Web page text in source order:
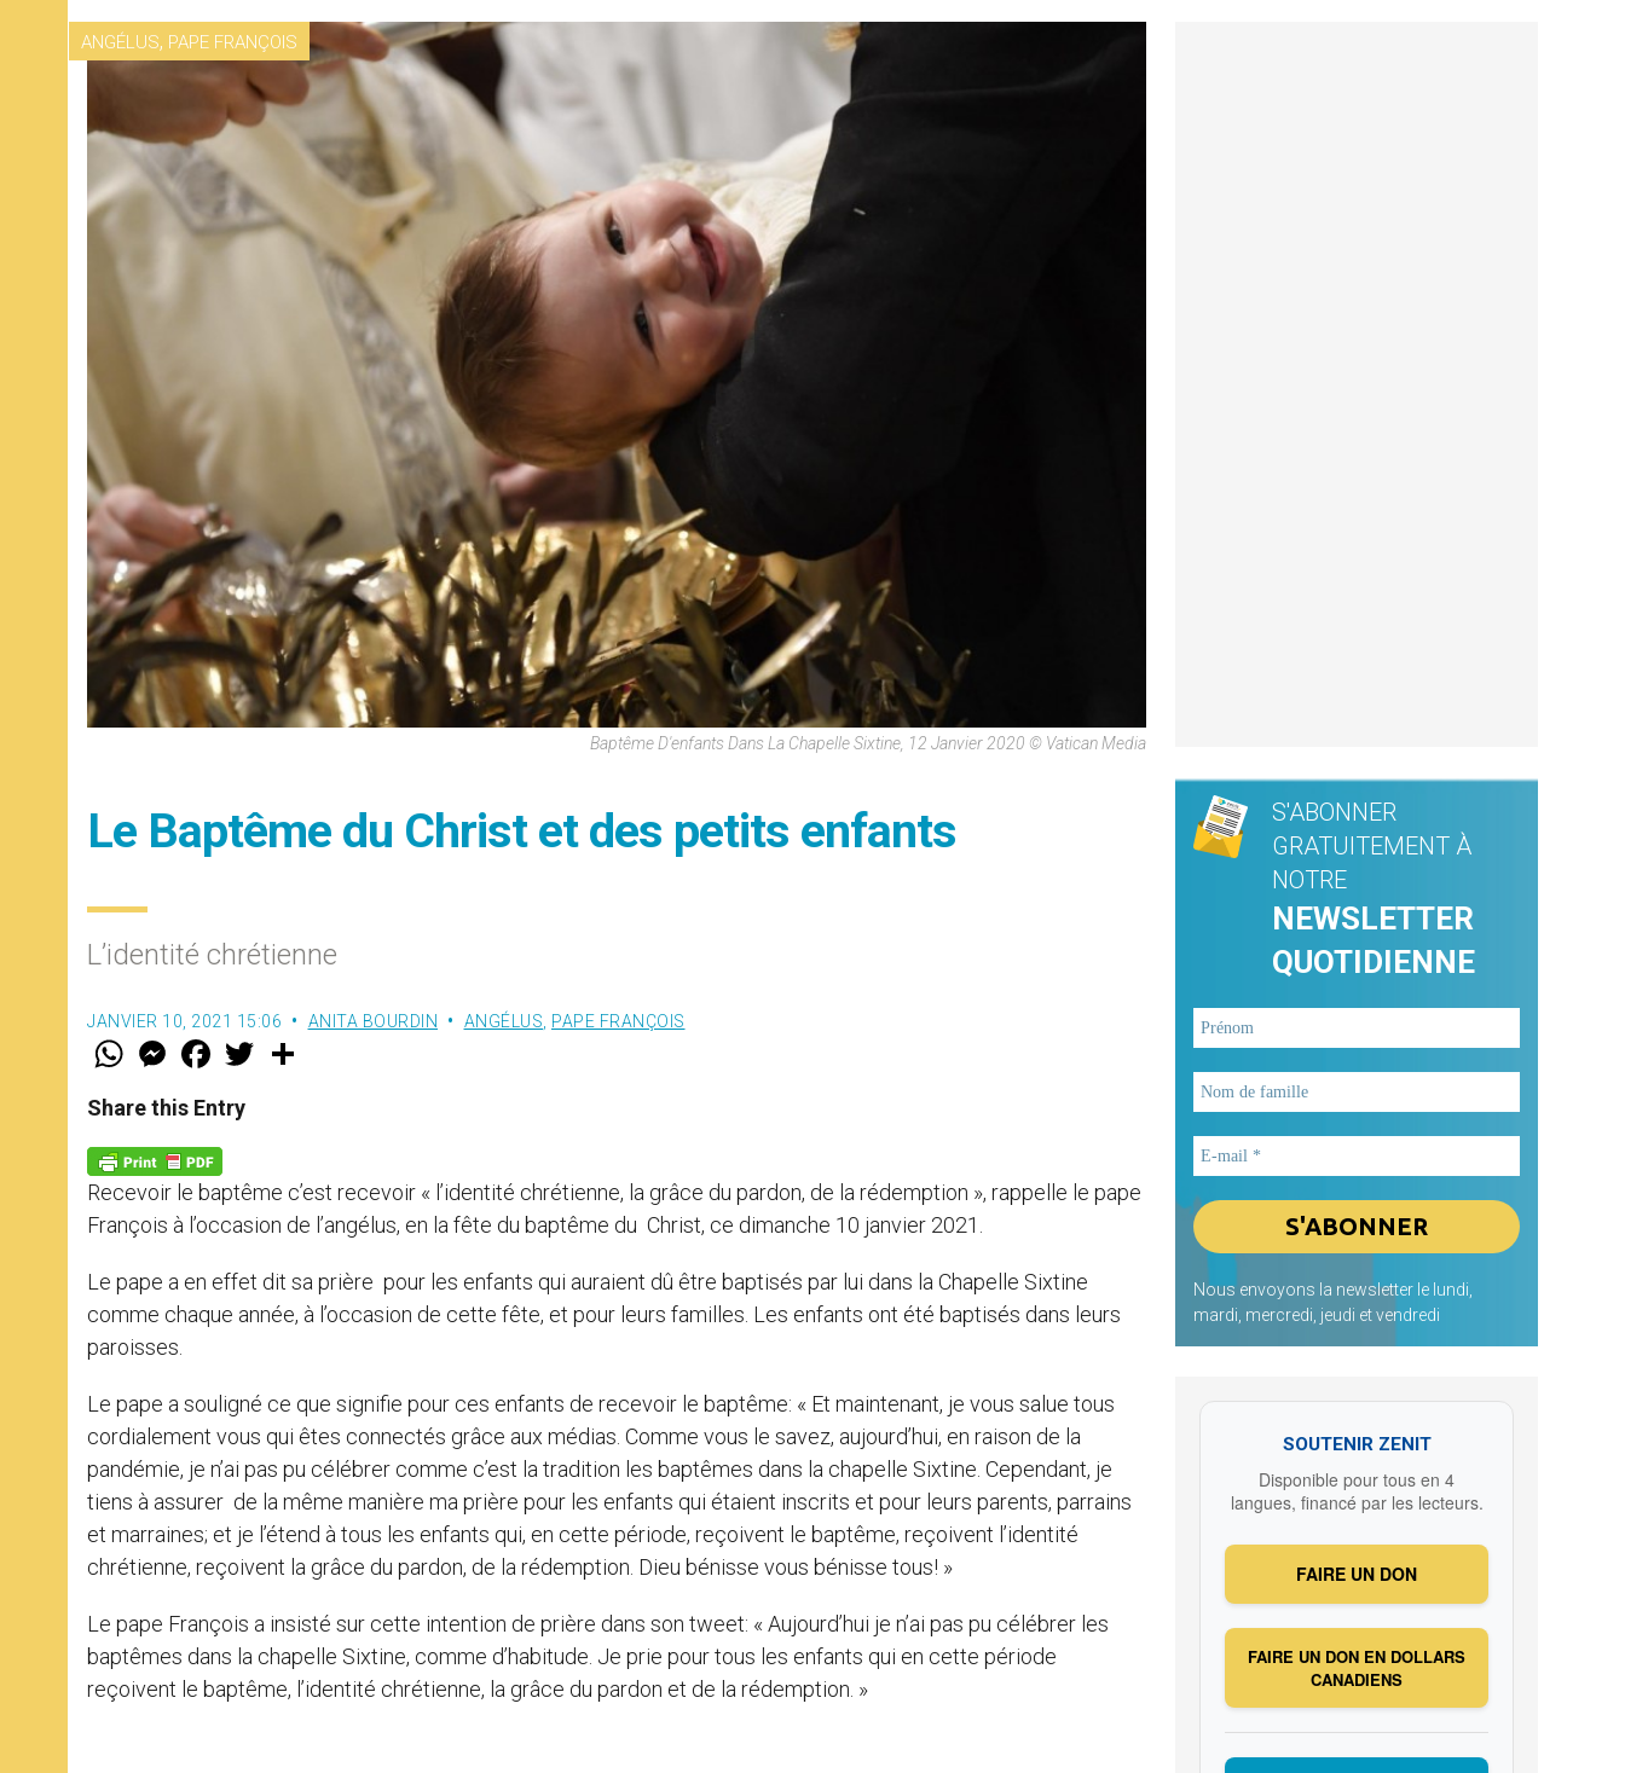
ANGÉLUS, PAPE FRANÇOIS
Baptême D'enfants Dans La Chapelle Sixtine, 12 Janvier 2020 © Vatican Media
Le Baptême du Christ et des petits enfants
L’identité chrétienne
JANVIER 10, 2021 15:06 ANITA BOURDIN ANGÉLUS PAPE FRANÇOIS
W
t
s
p
p
M
e
s
e
g
e
r
F
a
e
b
o
k
w
Share this Entry
Recevoir le baptême c’est recevoir « l’identité chrétienne, la grâce du pardon, de la rédemption », rappelle le pape
François à l’occasion de l’angélus, en la fête du baptême du Christ, ce dimanche 10 janvier 2021.
Le pape a en effet dit sa prière pour les enfants qui auraient dû être baptisés par lui dans la Chapelle Sixtine
comme chaque année, à l’occasion de cette fête, et pour leurs familles. Les enfants ont été baptisés dans leurs
paroisses.
Le pape a souligné ce que signifie pour ces enfants de recevoir le baptême: « Et maintenant, je vous salue tous
cordialement vous qui êtes connectés grâce aux médias. Comme vous le savez, aujourd’hui, en raison de la
pandémie, je n’ai pas pu célébrer comme c’est la tradition les baptêmes dans la chapelle Sixtine. Cependant, je
tiens à assurer de la même manière ma prière pour les enfants qui étaient inscrits et pour leurs parents, parrains
et marraines; et je l’étend à tous les enfants qui, en cette période, reçoivent le baptême, reçoivent l’identité
chrétienne, reçoivent la grâce du pardon, de la rédemption. Dieu bénisse vous bénisse tous! »
Le pape François a insisté sur cette intention de prière dans son tweet: « Aujourd’hui je n’ai pas pu célébrer les
baptêmes dans la chapelle Sixtine, comme d’habitude. Je prie pour tous les enfants qui en cette période
reçoivent le baptême, l’identité chrétienne, la grâce du pardon et de la rédemption. »
S'ABONNER
GRATUITEMENT À
NOTRE
NEWSLETTER
QUOTIDIENNE
Nous envoyons la newsletter le lundi,
mardi, mercredi, jeudi et vendredi
SOUTENIR ZENIT
Disponible pour tous en 4
langues, financé par les lecteurs.
FAIRE UN DON
FAIRE UN DON EN DOLLARS
CANADIENS